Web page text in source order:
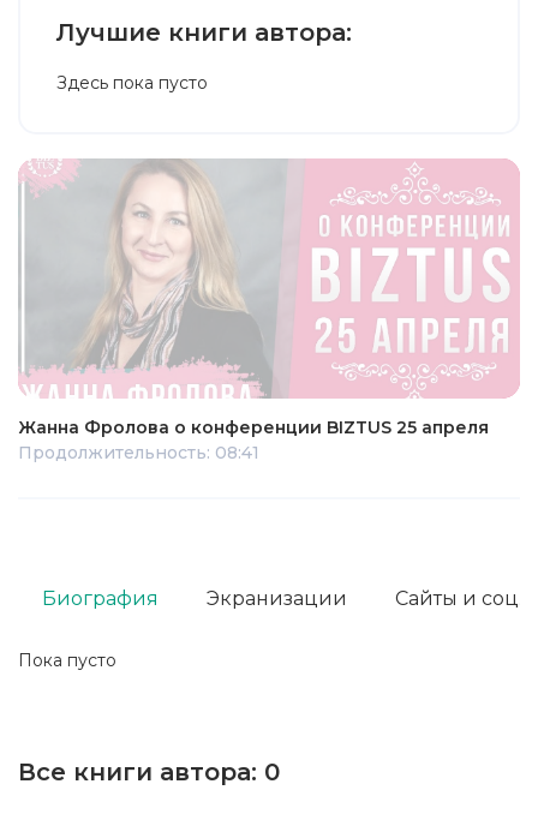
Лучшие книги автора:
Здесь пока пусто
Жанна Фролова о конференции BIZTUS 25 апреля
Продолжительность: 08:41
Пока пусто
Биография Экранизации Сайты и соц.
Все книги автора: 0